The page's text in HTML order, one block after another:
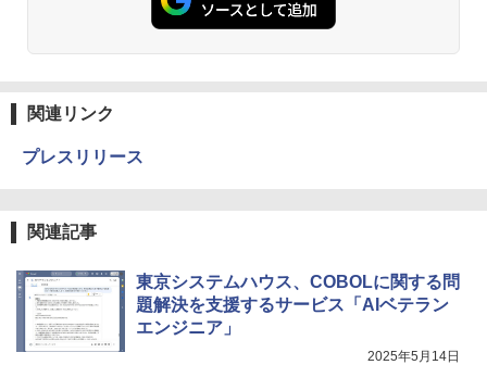
関連リンク
プレスリリース
関連記事
東京システムハウス、COBOLに関する問
題解決を支援するサービス「AIベテラン
エンジニア」
2025年5月14日